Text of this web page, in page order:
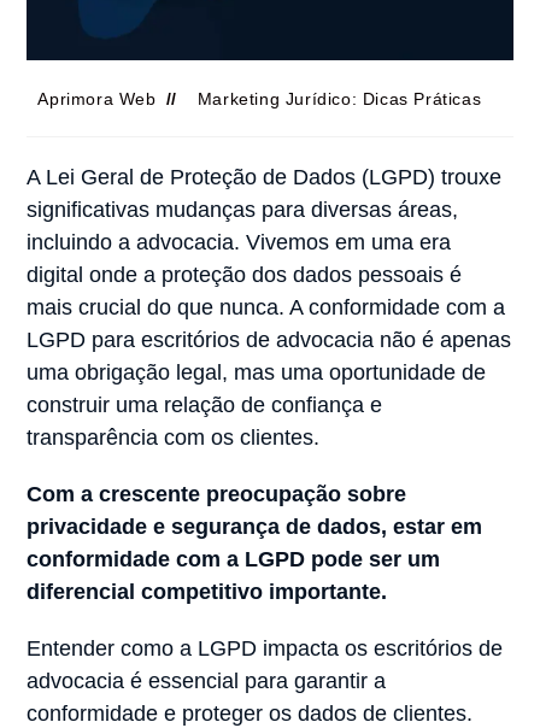
Aprimora Web Marketing Jurídico: Dicas Práticas
A Lei Geral de Proteção de Dados (LGPD) trouxe
significativas mudanças para diversas áreas,
incluindo a advocacia. Vivemos em uma era
digital onde a proteção dos dados pessoais é
mais crucial do que nunca. A conformidade com a
LGPD para escritórios de advocacia não é apenas
uma obrigação legal, mas uma oportunidade de
construir uma relação de confiança e
transparência com os clientes.
Com a crescente preocupação sobre
privacidade e segurança de dados, estar em
conformidade com a LGPD pode ser um
diferencial competitivo importante.
Entender como a LGPD impacta os escritórios de
advocacia é essencial para garantir a
conformidade e proteger os dados de clientes.